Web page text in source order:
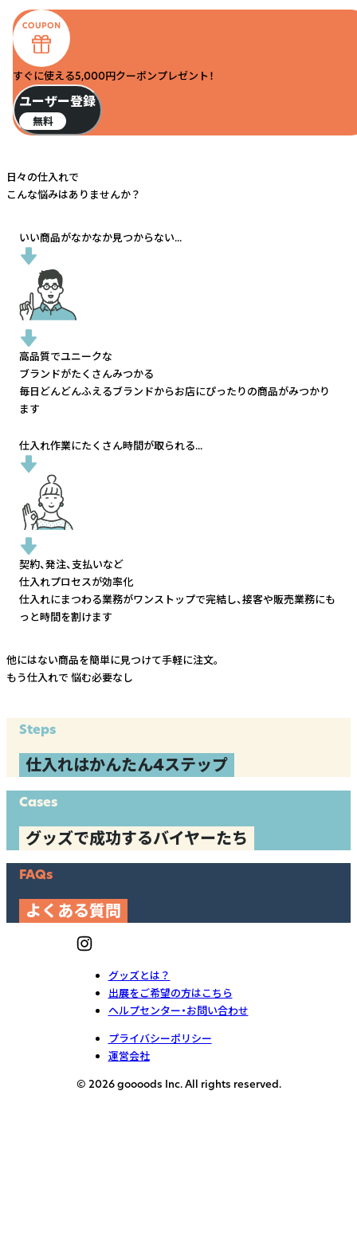
すぐに使える5,000円クーポンプレゼント！
ユーザー登録
無料
日々の仕入れで
こんな悩みはありませんか？
いい商品がなかなか見つからない...
高品質でユニークな
ブランドがたくさんみつかる
毎日どんどんふえるブランドからお店にぴったりの商品がみつかり
ます
仕入れ作業にたくさん時間が取られる...
契約、発注、支払いなど
仕入れプロセスが効率化
仕入れにまつわる業務がワンストップで完結し、接客や販売業務にも
っと時間を割けます
他にはない商品を簡単に見つけて手軽に注文。
もう仕入れで 悩む必要なし
Steps
仕入れはかんたん4ステップ
Cases
グッズで成功するバイヤーたち
FAQs
よくある質問
グッズとは？
出展をご希望の方はこちら
ヘルプセンター・お問い合わせ
プライバシーポリシー
運営会社
© 2026 goooods Inc. All rights reserved.